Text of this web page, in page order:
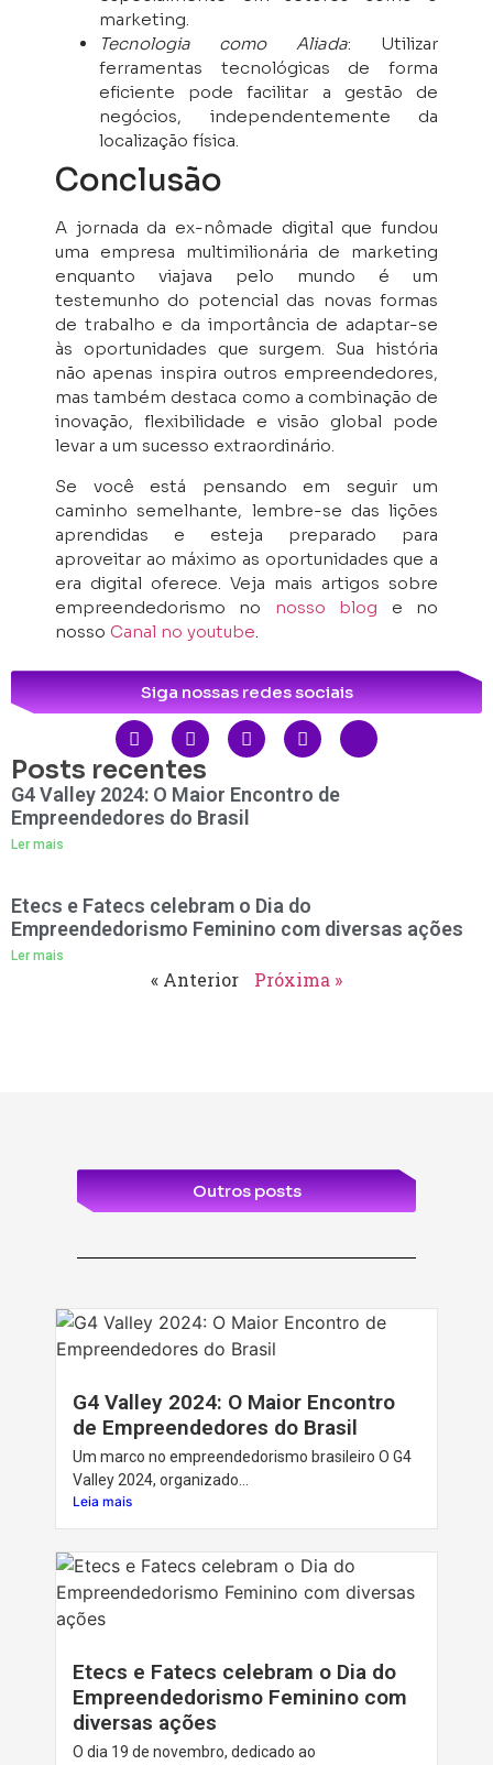
marketing.
Tecnologia como Aliada: Utilizar
ferramentas tecnológicas de forma
eficiente pode facilitar a gestão de
negócios, independentemente da
localização física.
Conclusão
A jornada da ex-nômade digital que fundou
uma empresa multimilionária de marketing
enquanto viajava pelo mundo é um
testemunho do potencial das novas formas
de trabalho e da importância de adaptar-se
às oportunidades que surgem. Sua história
não apenas inspira outros empreendedores,
mas também destaca como a combinação de
inovação, flexibilidade e visão global pode
levar a um sucesso extraordinário.
Se você está pensando em seguir um
caminho semelhante, lembre-se das lições
aprendidas e esteja preparado para
aproveitar ao máximo as oportunidades que a
era digital oferece. Veja mais artigos sobre
empreendedorismo no nosso blog e no
nosso Canal no youtube
Siga nossas redes sociais
Posts recentes
G4 Valley 2024: O Maior Encontro de
Empreendedores do Brasil
Ler mais
Etecs e Fatecs celebram o Dia do
Empreendedorismo Feminino com diversas ações
Ler mais
« Anterior Próxima »
Outros posts
G4 Valley 2024: O Maior Encontro
de Empreendedores do Brasil
Um marco no empreendedorismo brasileiro O G4
Valley 2024, organizado...
Leia mais
Etecs e Fatecs celebram o Dia do
Empreendedorismo Feminino com
diversas ações
O dia 19 de novembro, dedicado ao